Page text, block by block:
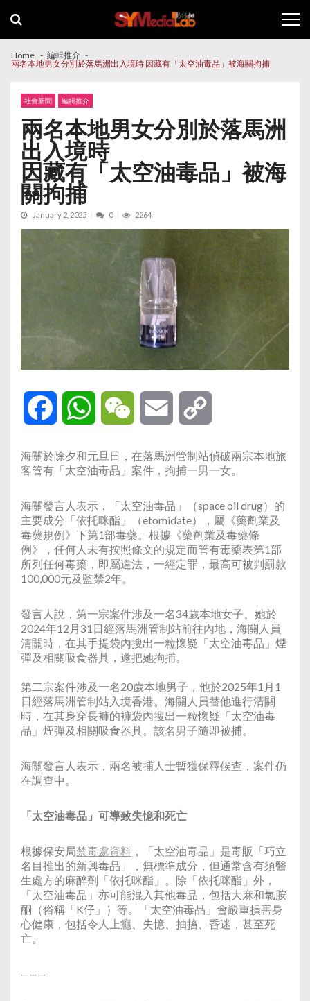
navigation
content
Home
編輯推介
兩名本地男女分別於落馬洲出入境時 因藏有「太空油毒品」被海關拘捕
社會新聞 編輯推介
兩名本地男女分別於落馬洲
出入境時
因藏有「太空油毒品」被海
關拘捕
January 2, 2025 0 2264
Facebook WhatsAppWeChat Email
海關於除夕和元旦日，在落馬洲管制站偵破兩宗本地旅
客管有「太空油毒品」案件，拘捕一男一女。
海關發言人表示，「太空油毒品」（space oil drug）的
主要成分「依托咪酯」（etomidate），屬《藥劑業及
毒藥規例》下第1部毒藥。根據《藥劑業及毒藥條
例》，任何人未有按照條文的規定而管有毒藥表第1部
所列任何毒藥，即屬違法，一經定罪，最高可被判罰款
100,000元及監禁2年。
發言人說，第一宗案件涉及一名34歲本地女子。她於
2024年12月31日經落馬洲管制站前往內地，海關人員
清關時，在其手提袋內搜出一粒懷疑「太空油毒品」煙
彈及相關吸食器具，遂把她拘捕。
第二宗案件涉及一名20歲本地男子，他於2025年1月1
日經落馬洲管制站入境香港。海關人員替他進行清關
時，在其身穿長褲的褲袋內搜出一粒懷疑「太空油毒
品」煙彈及相關吸食器具。該名男子隨即被捕。
海關發言人表示，兩名被捕人士暫獲保釋候查，案件仍
在調查中。
「太空油毒品」可導致失憶和死亡
根據保安局禁毒處資料 ，「太空油毒品」是毒販「巧立
名目推出的新興毒品」，無標準成分，但通常含有須醫
生處方的麻醉劑「依托咪酯」。除「依托咪酯」外，
「太空油毒品」亦可能混入其他毒品，包括大麻和氯胺
酮（俗稱「K仔」）等。「太空油毒品」會嚴重損害身
心健康，包括令人上癮、失憶、抽搐、昏迷，甚至死
亡。
———